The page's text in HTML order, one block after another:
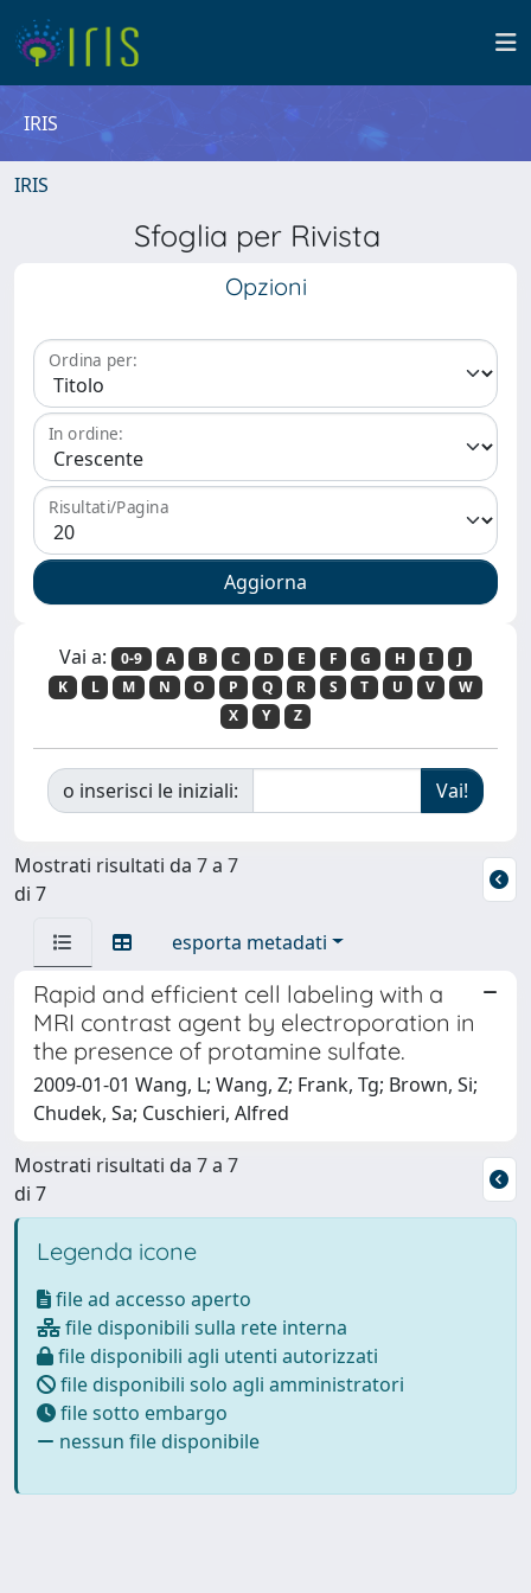
IRIS
IRIS
Sfoglia per Rivista
Opzioni
Ordina per:
In ordine:
Risultati/Pagina
Vai a: 0-9 A B C D E F G H I
J
K
L M N O P Q R S T U V
W
X
Y Z
o inserisci le iniziali:
Mostrati risultati da 7 a 7
di 7
esporta metadati
Rapid and efficient cell labeling with a
MRI contrast agent by electroporation in
the presence of protamine sulfate.
2009-01-01 Wang, L; Wang, Z; Frank, Tg; Brown, Si;
Chudek, Sa; Cuschieri, Alfred
Mostrati risultati da 7 a 7
di 7
Legenda icone
file ad accesso aperto
file disponibili sulla rete interna
file disponibili agli utenti autorizzati
file disponibili solo agli amministratori
file sotto embargo
nessun file disponibile